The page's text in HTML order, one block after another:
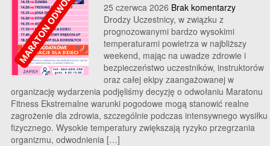
25 czerwca 2026 Brak komentarzy
Drodzy Uczestnicy, w związku z
prognozowanymi bardzo wysokimi
temperaturami powietrza w najbliższy
weekend, mając na uwadze zdrowie i
bezpieczeństwo uczestników, instruktorów
oraz całej ekipy zaangażowanej w
organizację wydarzenia podjęliśmy decyzję o odwołaniu Maratonu
Fitness Ekstremalne warunki pogodowe mogą stanowić realne
zagrożenie dla zdrowia, szczególnie podczas intensywnego wysiłku
fizycznego. Wysokie temperatury zwiększają ryzyko przegrzania
organizmu, odwodnienia […]